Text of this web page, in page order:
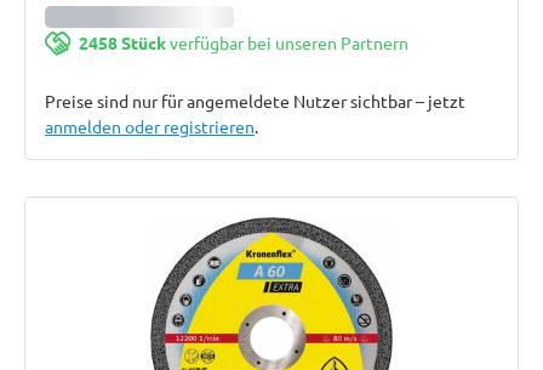
2458 Stückverfügbar bei unseren Partnern
Preise sind nur für angemeldete Nutzer sichtbar – jetzt
anmelden oder registrieren.